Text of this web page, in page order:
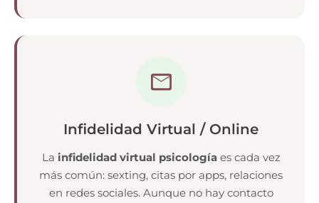
Infidelidad Virtual / Online
La infidelidad virtual psicologíaes cada vez
más común: sexting, citas por apps, relaciones
en redes sociales. Aunque no hay contacto